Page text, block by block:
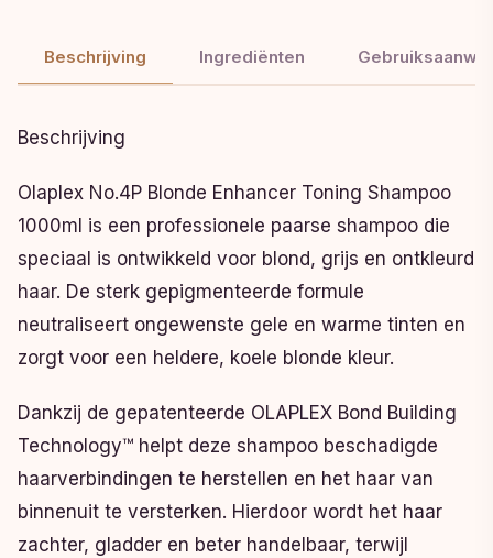
Beschrijving Ingrediënten
Beschrijving
Olaplex No.4P Blonde Enhancer Toning Shampoo
1000ml is een professionele paarse shampoo die
speciaal is ontwikkeld voor blond, grijs en ontkleurd
haar. De sterk gepigmenteerde formule
neutraliseert ongewenste gele en warme tinten en
zorgt voor een heldere, koele blonde kleur.
Dankzij de gepatenteerde OLAPLEX Bond Building
Technology™ helpt deze shampoo beschadigde
haarverbindingen te herstellen en het haar van
binnenuit te versterken. Hierdoor wordt het haar
zachter, gladder en beter handelbaar, terwijl